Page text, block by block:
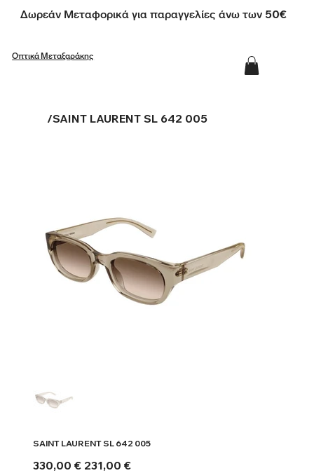
Δωρεάν Μεταφορικά για παραγγελίες άνω των 50€
Οπτικά Μεταξαράκης
/SAINT LAURENT SL 642 005
SAINT LAURENT SL 642 005
Αρχική
τιμή
330,00 € Τιμή
έκπτωσης
231,00 €